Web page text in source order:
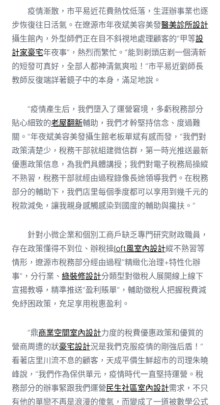
疫情漸散，市平易近花費熱忱低落，生涯辦事業也逐
步恢復往日活氣。在遼源市年夜斌美容美發醫美診所設計
攝生館內，外型師們正在目不斜視地處理顧客的“甲等設
計家豪宅年夜事”，熱烈而繁忙。“能到剃頭店剃一個清新
的短發可真好，全部人都神清氣爽啦！”市平易近劉師長
教師反復端詳著鏡子中的本身，滿足地說。
“疫情產生后，我們墮入了運營窘境，多虧稅務部分
貼心細致的老屋翻新輔助，我們才幹堅持信念、度過難
關。”年夜斌美容美發攝生館老板單斌有感而發，“我們對
政策清楚少，稅務干部就組建微信群，第一時光推送最新
優惠政策信息，為我們具體講授；我們對電子稅務局操縱
不熟習，稅務干部就經由過程錄像長途領導我們。在稅務
部分的輔助下，我們店里每個季度都可以享用到幾千元的
稅款減免，讓我親身感觸感染到國度的輔助與攙扶。”
針對小微企業和個別工商戶缺乏專門研究財政職員，
存在政策懂得不到位、辦稅操loft風室內設計縱不熟習等
情形，遼源市稅務部分經由過程“精緻化治理+特性化辦
事”，分行業、 綠裝修設計分類型對徵稅人展開線上線下
宣揚教導，精準推送“盈利賬單”，輔助徵稅人把握稅費減
免紓困政策，充足享用稅惠盈利。
“鼎商業空間室內設計力度的稅費優惠政策和優質的
營商周遭的狀豪宅設計況是我們克服疫情的剛強后盾！”
看著店里川流不息的顧客，天成平價生鮮超市的司理朱曉
峰說，“我們作為保供單元，疫情時代一直堅持運營。稅
務部分的辦事緊跟我們運營民生社區室內設計需求，不只
有他的單戀不再是浪漫的傻氣，而變成了一道被數學公式